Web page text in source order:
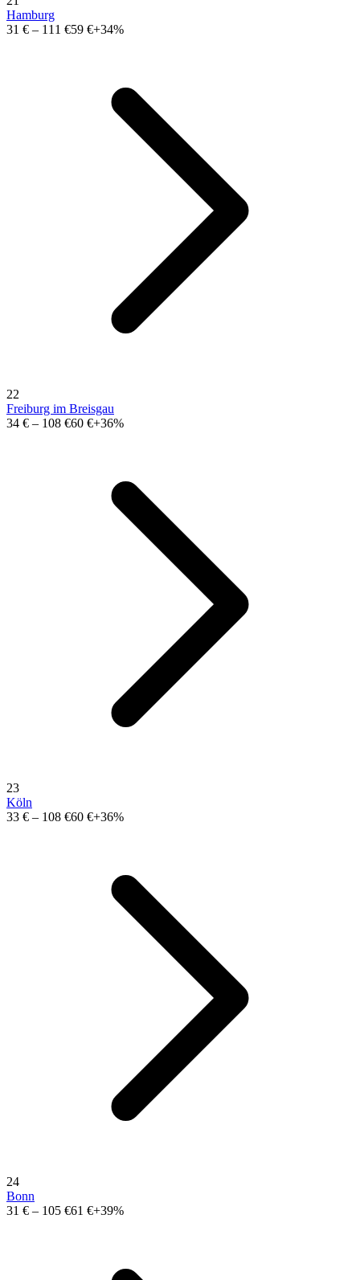
Hamburg
31 € – 111 €59 €+34%
22
Freiburg im Breisgau
34 € – 108 €60 €+36%
23
Köln
33 € – 108 €60 €+36%
24
Bonn
31 € – 105 €61 €+39%